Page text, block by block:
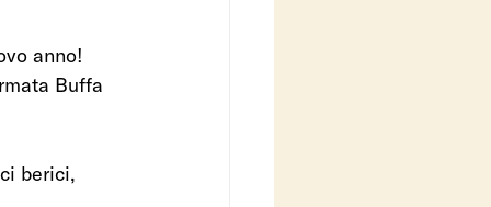
anno!
Buffa
berici,